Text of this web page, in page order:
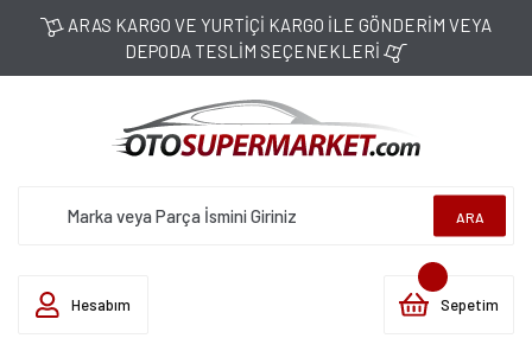
ARAS KARGO VE YURTİÇİ KARGO İLE GÖNDERİM VEYA
DEPODA TESLİM SEÇENEKLERİ
ARA
Hesabım Sepetim